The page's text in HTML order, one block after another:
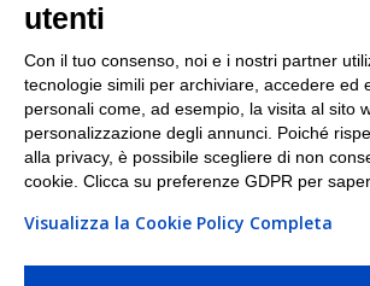
I nostri punti di ritiro e
maggiori città
Torino|Milano|Roma|Bologna|
Napoli|Varese
PI/CF/N°Iscr.: 10821360012 | REA: RM 1494760
utenti
Con il tuo consenso, noi e i nostri partner
tecnologie simili per archiviare, accedere ed
personali come, ad esempio, la visita al sito
personalizzazione degli annunci. Poiché
alla privacy, è possibile scegliere di non
cookie. Clicca su preferenze GDPR per
Visualizza la Cookie Policy Completa